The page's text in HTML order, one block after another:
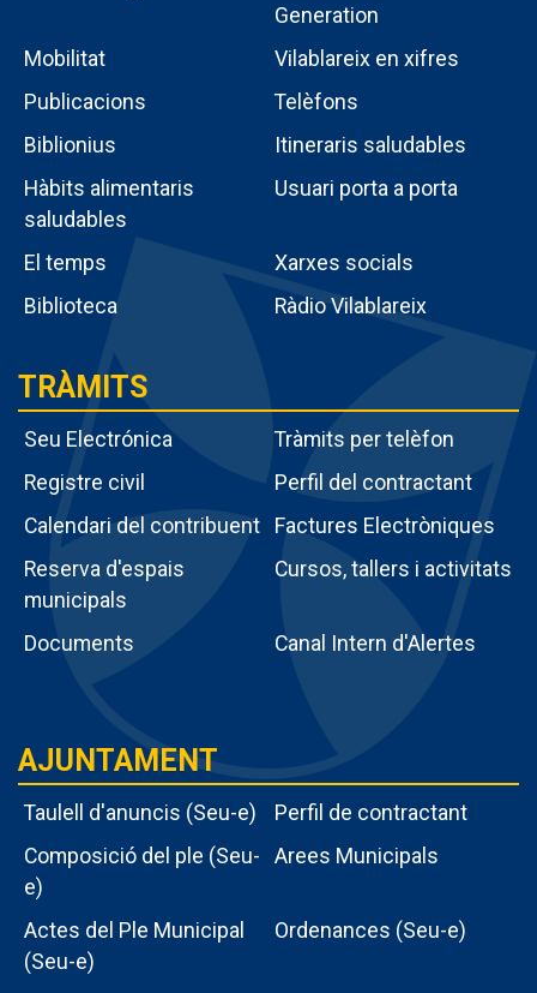
Menú
intern
poble
Generation
Mobilitat
Vilablareix en xifres
Publicacions
Telèfons
Biblionius
Itineraris saludables
Hàbits alimentaris
saludables
Usuari porta a porta
El temps
Xarxes socials
Biblioteca
Ràdio Vilablareix
Menú
intern
tràmits
TRÀMITS
Seu Electrónica
Tràmits per telèfon
Registre civil
Perfil del contractant
Calendari del contribuent
Factures Electròniques
Reserva d'espais
municipals
Cursos, tallers i activitats
Documents Canal Intern d'Alertes
Menu
AJUNTAMENT
Taulell d'anuncis (Seu-e)
Perfil de contractant
Composició del ple (Seu-
e)
Arees Municipals
Actes del Ple Municipal
(Seu-e)
Ordenances (Seu-e)